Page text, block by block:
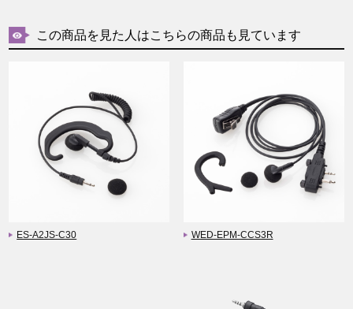
この商品を見た人はこちらの商品も見ています
ES-A2JS-C30 WED-EPM-CCS3R